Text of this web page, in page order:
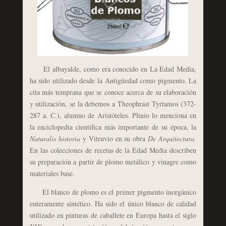
El albayalde, como era conocido en La Edad Media,
ha sido utilizado desde la Antigüedad como pigmento. La
cita más temprana que se conoce acerca de su elaboración
y utilización, se la debemos a Theophrast Tyrtamos (372-
287 a. C.), alumno de Aristóteles. Plinio lo menciona en
la enciclopedia científica más importante de su época, la
Naturalis historiay Vitruvio en su obraDe Arquitectura.
En las colecciones de recetas de la Edad Media describen
su preparación a partir de plomo metálico y vinagre como
materiales base.
El blanco de plomo es el primer pigmento inorgánico
enteramente sintético. Ha sido el único blanco de calidad
utilizado en pinturas de caballete en Europa hasta el siglo